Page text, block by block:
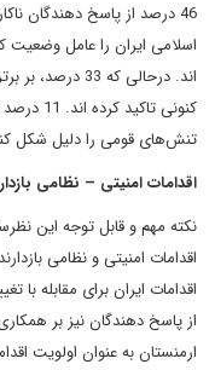
46 درصد از پاسخ دهندگان
اسلامی ایران را عامل وضعیت
اند. درحالی که
تنش‌های قومی را دلیل شکل
اقدامات امنیتی – نظامی
اقدامات امنیتی و نظامی
از پاسخ دهندگان نیز بر
ارمنستان به عنوان اولویت